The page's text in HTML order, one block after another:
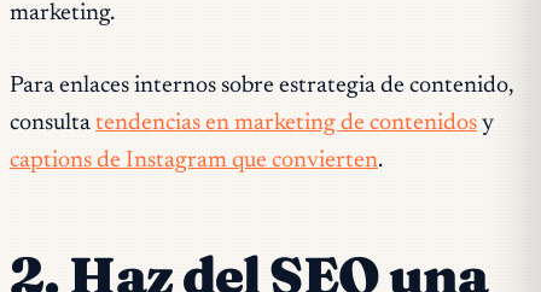
marketing.
Para enlaces internos sobre estrategia de contenido,
consulta tendencias en marketing de contenidos y
captions de Instagram que convierten.
2. Haz del SEO una